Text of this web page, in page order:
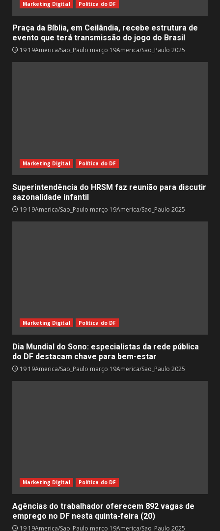
Marketing Digital Política do DF
Praça da Bíblia, em Ceilândia, recebe estrutura de
evento que terá transmissão do jogo do Brasil
19 19America/Sao_Paulo março 19America/Sao_Paulo 2025
Marketing Digital Política do DF
Superintendência do HRSM faz reunião para discutir
sazonalidade infantil
19 19America/Sao_Paulo março 19America/Sao_Paulo 2025
Marketing Digital Política do DF
Dia Mundial do Sono: especialistas da rede pública
do DF destacam chave para bem-estar
19 19America/Sao_Paulo março 19America/Sao_Paulo 2025
Marketing Digital Política do DF
Agências do trabalhador oferecem 892 vagas de
emprego no DF nesta quinta-feira (20)
19 19America/Sao_Paulo março 19America/Sao_Paulo 2025